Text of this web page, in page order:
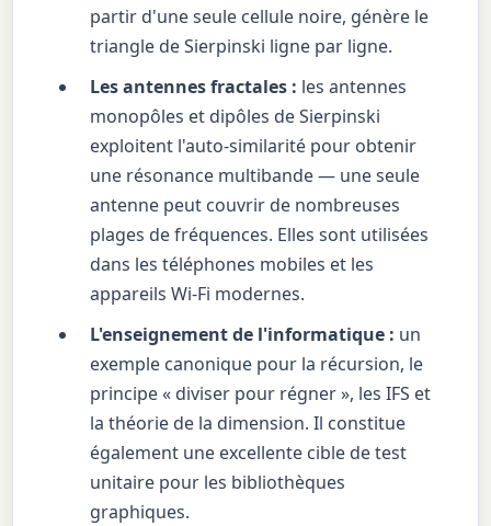
partir d'une seule cellule noire, génère le
triangle de Sierpinski ligne par ligne.
Les antennes fractales : les antennes
monopôles et dipôles de Sierpinski
exploitent l'auto-similarité pour obtenir
une résonance multibande — une seule
antenne peut couvrir de nombreuses
plages de fréquences. Elles sont utilisées
dans les téléphones mobiles et les
appareils Wi-Fi modernes.
L'enseignement de l'informatique : un
exemple canonique pour la récursion, le
principe « diviser pour régner », les IFS et
la théorie de la dimension. Il constitue
également une excellente cible de test
unitaire pour les bibliothèques
graphiques.